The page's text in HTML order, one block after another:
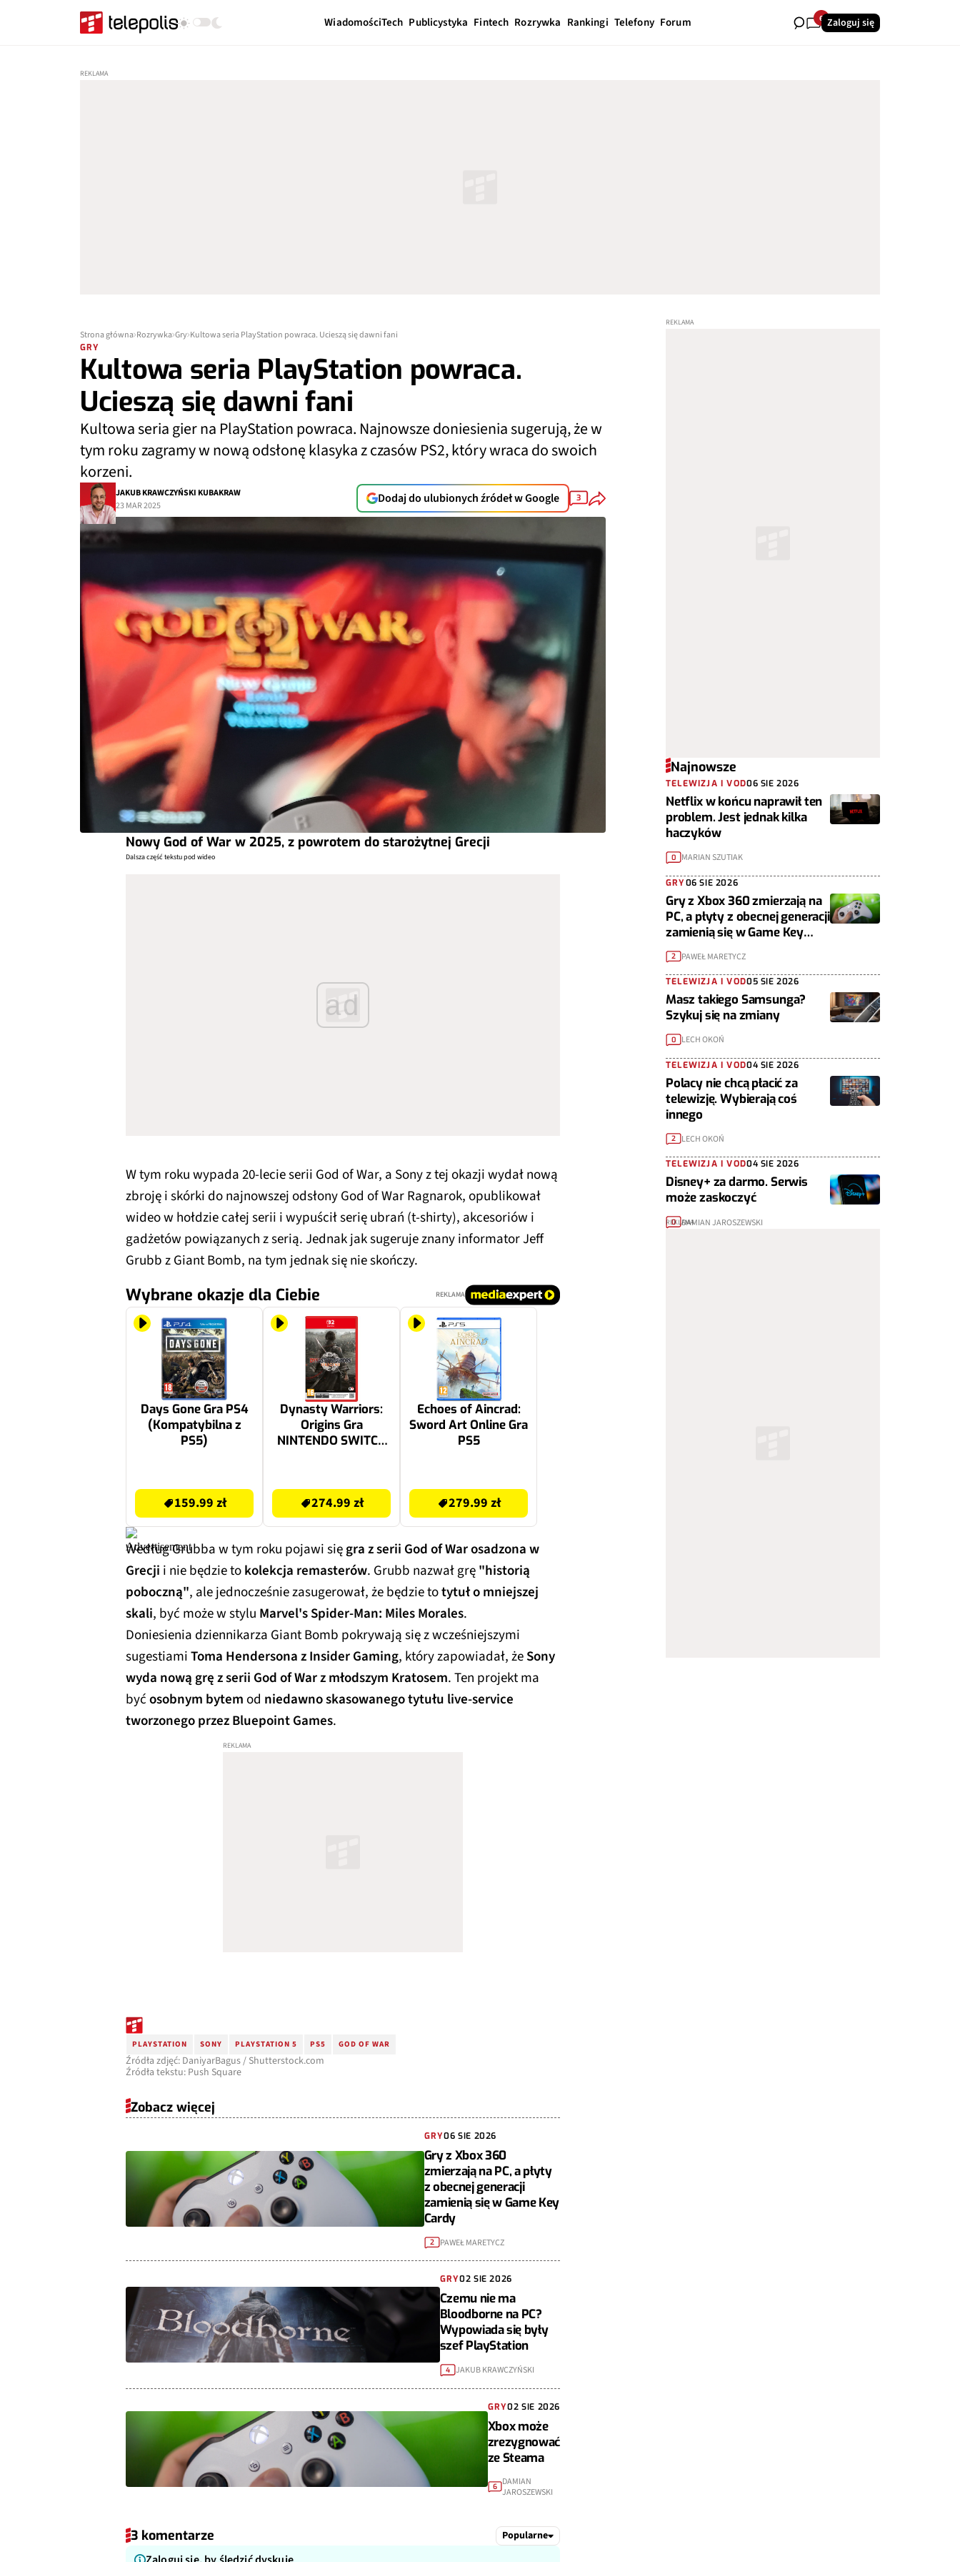
WiadomościTech Publicystyka Fintech Rozrywka Rankingi Telefony Forum 6 Zaloguj się
Strona główna Rozrywka Gry Kultowa seria PlayStation powraca. Ucieszą się dawni fani
GRY
Kultowa seria PlayStation powraca.
Ucieszą się dawni fani
Kultowa seria gier na PlayStation powraca. Najnowsze doniesienia sugerują, że w
tym roku zagramy w nową odsłonę klasyka z czasów PS2, który wraca do swoich
korzeni.
JAKUB KRAWCZYŃSKI KUBAKRAW
23 MAR 2025
Dodaj do ulubionych źródeł w Google 3
Nowy God of War w 2025, z powrotem do starożytnej Grecji
Dalsza część tekstu pod wideo
ad
W tym roku wypada 20-lecie serii God of War, a Sony z tej okazji wydał nową
zbroję i skórki do najnowszej odsłony God of War Ragnarok, opublikował
wideo w hołdzie całej serii i wypuścił serię ubrań (t-shirty), akcesoriów i
gadżetów powiązanych z serią. Jednak jak sugeruje znany informator Jeff
Grubb z Giant Bomb, na tym jednak się nie skończy.
Wybrane okazje dla Ciebie REKLAMA
Days Gone Gra PS4
(Kompatybilna z
PS5)
159.99 zł
Dynasty Warriors:
Origins Gra
NINTENDO SWITCH
274.99 zł
Echoes of Aincrad:
Sword Art Online Gra
PS5
279.99 zł
Według Grubba w tym roku pojawi sięgra z serii God of War osadzona w
Grecji i nie będzie tokolekcja remasterów. Grubb nazwał grę"historią
poboczną", ale jednocześnie zasugerował, że będzie totytuł o mniejszej
skali, być może w stylu Marvel's Spider-Man: Miles Morales.
Doniesienia dziennikarza Giant Bomb pokrywają się z wcześniejszymi
sugestiamiToma Hendersona z Insider Gaming, który zapowiadał, żeSony
wyda nową grę z serii God of War z młodszym Kratosem. Ten projekt ma
byćosobnym bytemod niedawno skasowanego tytułu live-service
tworzonego przez Bluepoint Games.
PLAYSTATION SONY PLAYSTATION 5 PS5 GOD OF WAR
Źródła zdjęć: DaniyarBagus / Shutterstock.com
Źródła tekstu: Push Square
Zobacz więcej
GRY06 SIE 2026
Gry z Xbox 360
zmierzają na PC, a płyty
z obecnej generacji
zamienią się w Game Key
Cardy
2 PAWEŁ MARETYCZ
GRY02 SIE 2026
Czemu nie ma
Bloodborne na PC?
Wypowiada się były
szef PlayStation
4 JAKUB KRAWCZYŃSKI
GRY02 SIE 2026
Xbox może
zrezygnować
ze Steama
6 DAMIAN
JAROSZEWSKI
3 komentarze Popularne
Najnowsze
TELEWIZJA I VOD06 SIE 2026
Netflix w końcu naprawił ten
problem. Jest jednak kilka
haczyków
0 MARIAN SZUTIAK
GRY06 SIE 2026
Gry z Xbox 360 zmierzają na
PC, a płyty z obecnej generacji
zamienią się w Game Key
Cardy
2 PAWEŁ MARETYCZ
TELEWIZJA I VOD05 SIE 2026
Masz takiego Samsunga?
Szykuj się na zmiany
0 LECH OKOŃ
TELEWIZJA I VOD04 SIE 2026
Polacy nie chcą płacić za
telewizję. Wybierają coś
innego
2 LECH OKOŃ
TELEWIZJA I VOD04 SIE 2026
Disney+ za darmo. Serwis
może zaskoczyć
0 DAMIAN JAROSZEWSKI